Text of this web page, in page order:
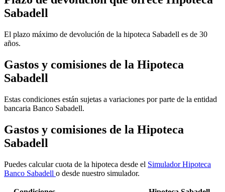
Sabadell
El plazo máximo de devolución de la hipoteca Sabadell es de 30
años.
Gastos y comisiones de la Hipoteca
Sabadell
Estas condiciones están sujetas a variaciones por parte de la entidad
bancaria Banco Sabadell.
Gastos y comisiones de la Hipoteca
Sabadell
Puedes calcular cuota de la hipoteca desde el Simulador Hipoteca
Banco Sabadell o desde nuestro simulador.